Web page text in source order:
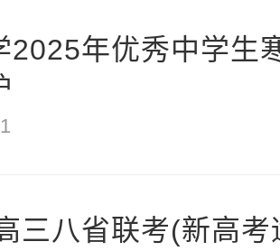
2025年优秀中学生
三八省联考(新高